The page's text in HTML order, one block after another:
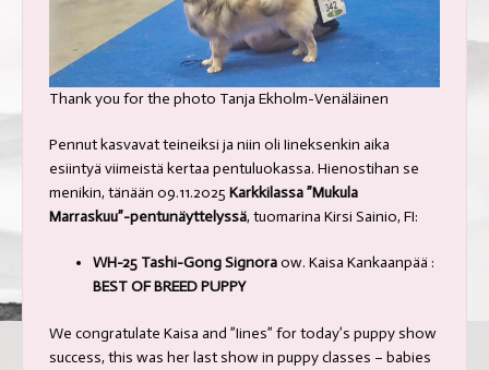
Thank you for the photo Tanja Ekholm-Venäläinen
Pennut kasvavat teineiksi ja niin oli Iineksenkin aika
esiintyä viimeistä kertaa pentuluokassa. Hienostihan se
menikin, tänään 09.11.2025 Karkkilassa ”Mukula
Marraskuu”-pentunäyttelyssä, tuomarina Kirsi Sainio, FI:
WH-25 Tashi-Gong Signoraow. Kaisa Kankaanpää :
BEST OF BREED PUPPY
We congratulate Kaisa and ”Iines” for today’s puppy show
success, this was her last show in puppy classes – babies